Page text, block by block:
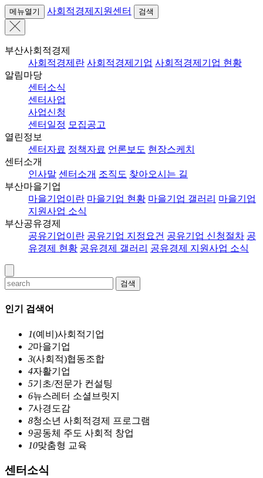
메뉴열기 사회적경제지원센터 검색
부산사회적경제
사회적경제란 사회적경제기업 사회적경제기업 현황
알림마당
센터소식
센터사업
사업신청
센터일정 모집공고
열린정보
센터자료 정책자료 언론보도 현장스케치
센터소개
인사말 센터소개 조직도 찾아오시는 길
부산마을기업
마을기업이란 마을기업 현황 마을기업 갤러리 마을기업
지원사업 소식
부산공유경제
공유기업이란 공유기업 지정요건 공유기업 신청절차 공
유경제 현황 공유경제 갤러리 공유경제 지원사업 소식
검색
인기 검색어
1(예비)사회적기업
2마을기업
3(사회적)협동조합
4자활기업
5기초/전문가 컨설팅
6뉴스레터 소셜브릿지
7사경도감
8청소년 사회적경제 프로그램
9공동체 주도 사회적 창업
10맞춤형 교육
센터소식